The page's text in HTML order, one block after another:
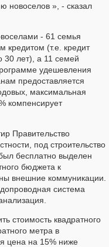
новоселов », - сказал
- 61 семья
кредитом (т.е. кредит
30 лет), а 11 семей
удешевления
предоставляется
максимальная
компенсирует
Правительство
под строительство
бесплатно выделен
бюджета к
внешние коммуникации.
система
стоимость квадратного
метра в
цена на 15% ниже